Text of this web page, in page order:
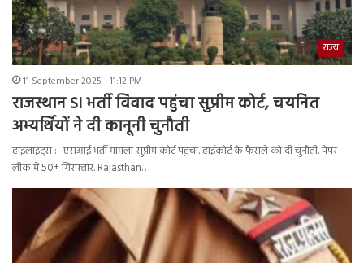
राज्य
11 September 2025 - 11:12 PM
राजस्थान SI भर्ती विवाद पहुंचा सुप्रीम कोर्ट, चयनित
अभ्यर्थियों ने दी कानूनी चुनौती
हाइलाइट्स :- एसआई भर्ती मामला सुप्रीम कोर्ट पहुंचा. हाईकोर्ट के फैसले को दी चुनौती. पेपर
लीक में 50+ गिरफ्तार. Rajasthan…